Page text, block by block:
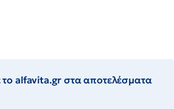
το alfavita.gr στα αποτελέσματα